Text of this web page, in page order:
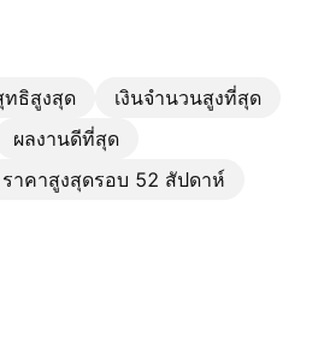
ทธิสูงสุด
เงินจำนวนสูงที่สุด
ผลงานดีที่สุด
ราคาสูงสุดรอบ 52 สัปดาห์